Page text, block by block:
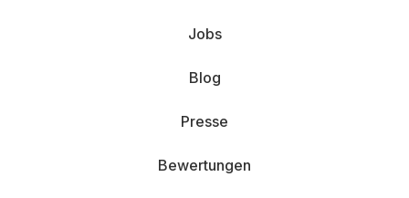
Jobs
Blog
Presse
Bewertungen